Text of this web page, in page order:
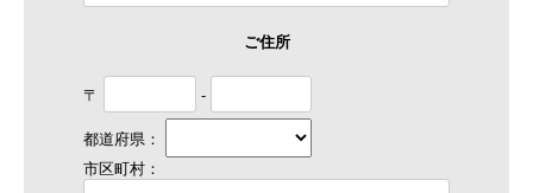
ご住所
〒
-
都道府県：
市区町村：